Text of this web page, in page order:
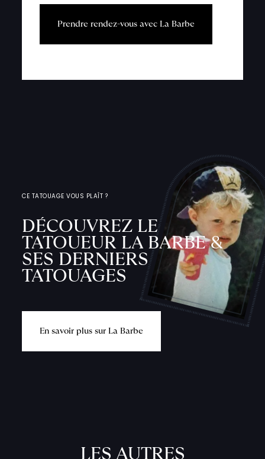
Prendre rendez-vous avec La Barbe
CE TATOUAGE VOUS PLAÎT ?
DÉCOUVREZ LE
TATOUEUR LA BARBE &
SES DERNIERS
TATOUAGES
En savoir plus sur La Barbe
LES AUTRES